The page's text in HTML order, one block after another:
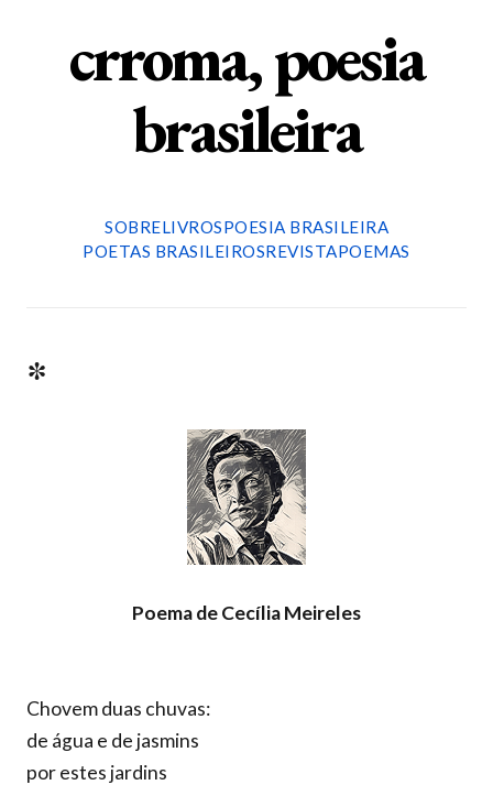
crroma, poesia
brasileira
SOBRELIVROSPOESIA BRASILEIRA
POETAS BRASILEIROSREVISTAPOEMAS
*
Poema de Cecília Meireles
Chovem duas chuvas:
de água e de jasmins
por estes jardins